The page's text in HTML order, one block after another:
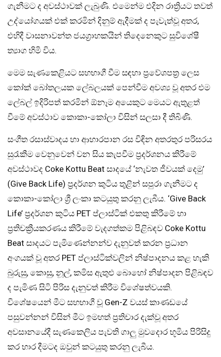
ගැනීමට ද අවස්ථාවක් ලැබුණි. එමෙන්ම එදින රාත්‍රියට තවත්
උද්යෝගයක් එක් කරමින් දිනුම් ඇදීමක් ද පැවැත්වූ අතර,
එහිදී වාසනාවන්ත ජයග්‍රාහකයින් තිදෙනෙකුට සුවිශේෂී
ත්‍යාග හිමි විය.
මෙම සැණකෙළියට සහභාගී වීම සඳහා ප්‍රවේශපත්‍ර ලෙස
කෝක් බෝතලයක ලේබලයක් පෙන්වීම අවශ්‍ය වූ අතර එම
ලේබල් ඉදිරිපත් කරමින් ඕනෑම අයෙකුට මෙයට ඇතුළත්
වීමේ අවස්ථාව කොකා-කෝලා විසින් සලසා දී තිබිණි.
සංගීත රසාස්වාදය හා ආහාරපාන රස විඳින අතරතුර පරිසරය
සුරැකීම වෙනුවෙන් වන සිය කැපවීම ප්‍රදර්ශනය කිරීමේ
අවස්ථාවද Coke Kottu Beat සාදයේ ‘නැවත ජීවයක් දෙමු’
(Give Back Life) ප්‍රදර්ශන කුටිය තුළින් සපුරා ගැනීමට ද
කොකා-කෝලා ශ්‍රී ලංකා කටයුතු කරනු ලැබීය. ‘Give Back
Life’ ප්‍රදර්ශන කුටිය PET ප්ලාස්ටික් එකතු කිරීමේ හා
ප්‍රතිචක්‍රීයකරණය කිරීමේ වැදගත්කම පිළිබඳව Coke Kottu
Beat සාදයට පැමිණෙන්නන්ව දැනුවත් කරන ප්‍රධාන
අංගයක් වූ අතර PET ප්ලාස්ටික්වලින් නිෂ්පාදනය කළ හැකි
බුරුසු, කොසු, නූල්, කමිස ඇතුළු බොහෝ නිෂ්පාදන පිළිබඳව
ද පැමිණ සිටි පිරිස දැනුවත් කිරීම විශේෂත්වයකි.
විශේෂයෙන් මීට සහභාගී වූ Gen-Z වයස් කාණඩයේ
පසුවන්නන් විසින් මීට ඉමහත් ප්‍රතිචාර දැක්වූ අතර
අවසානයේදී සැණකෙලිය පැවති ගාලු මුවදොර භූමිය පිරිසිදු
කර භාර දීමටද ඔවුන් කටයුතු කරනු ලැබීය.